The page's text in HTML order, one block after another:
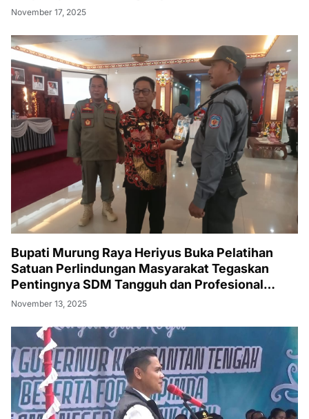
November 17, 2025
Bupati Murung Raya Heriyus Buka Pelatihan
Satuan Perlindungan Masyarakat Tegaskan
Pentingnya SDM Tangguh dan Profesional
Hadapi Tantangan Keamanan Daerah
November 13, 2025